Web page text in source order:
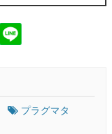
プラグマタ